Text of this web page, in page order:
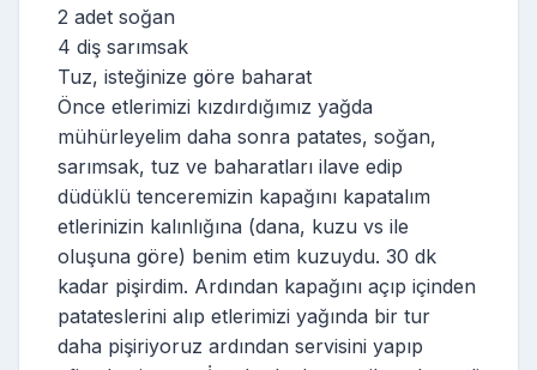
2 adet soğan
4 diş sarımsak
Tuz, isteğinize göre baharat
Önce etlerimizi kızdırdığımız yağda
mühürleyelim daha sonra patates, soğan,
sarımsak, tuz ve baharatları ilave edip
düdüklü tenceremizin kapağını kapatalım
etlerinizin kalınlığına (dana, kuzu vs ile
oluşuna göre) benim etim kuzuydu. 30 dk
kadar pişirdim. Ardından kapağını açıp içinden
patateslerini alıp etlerimizi yağında bir tur
daha pişiriyoruz ardından servisini yapıp